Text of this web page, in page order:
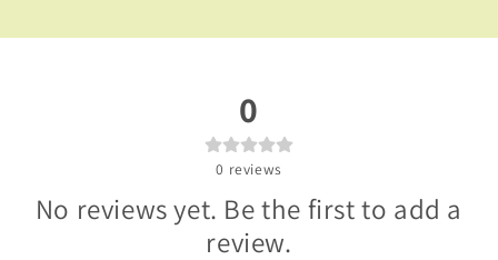
0
0 reviews
No reviews yet. Be the first to add a
review.